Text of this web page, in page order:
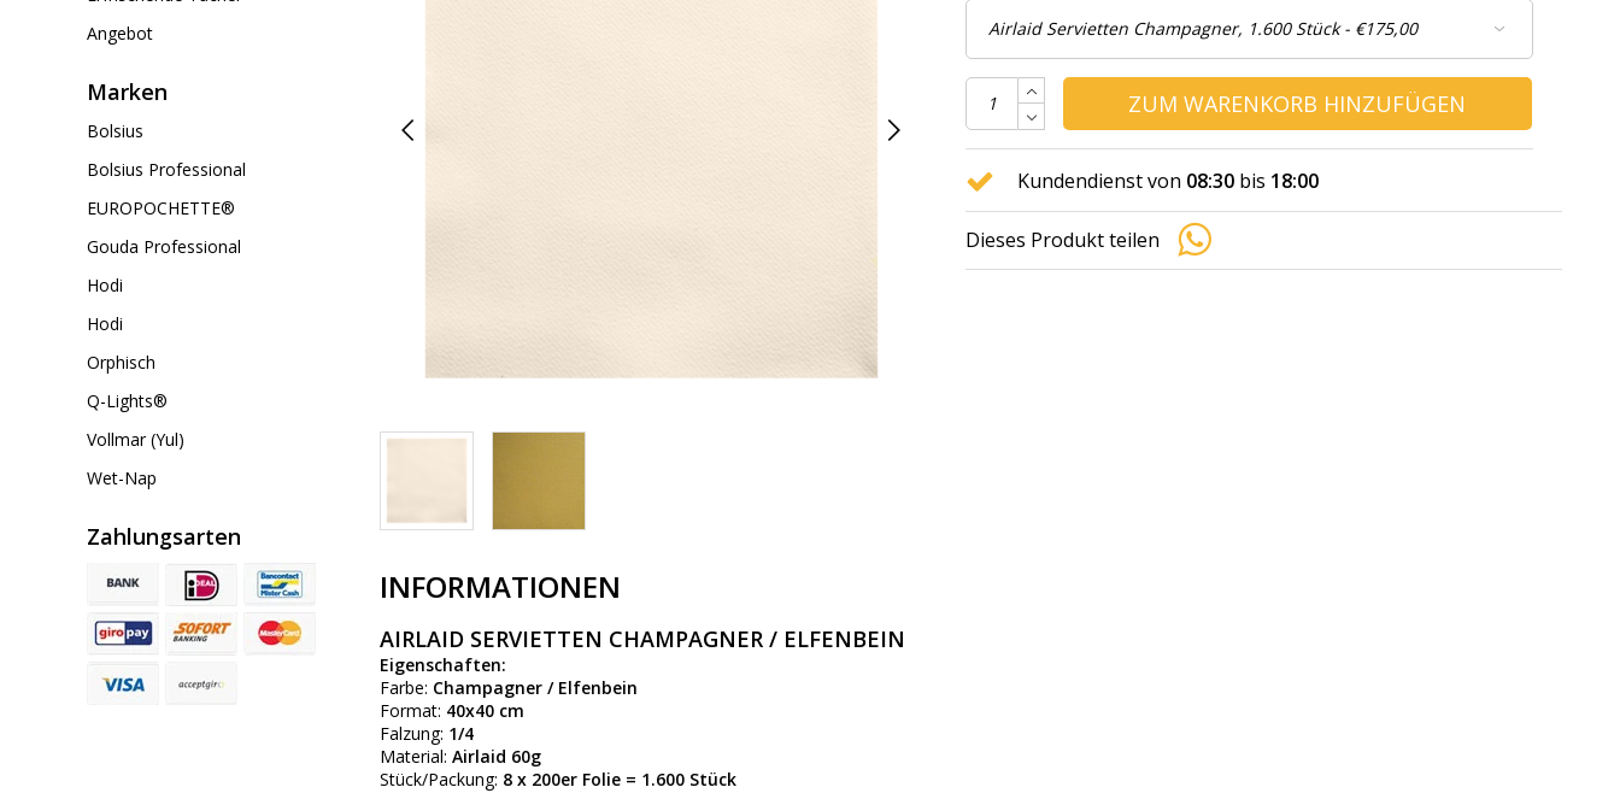
Angebot
Marken
Bolsius
Bolsius Professional
EUROPOCHETTE®
Gouda Professional
Hodi
Hodi
Orphisch
Q-Lights®
Vollmar (Yul)
Wet-Nap
Zahlungsarten
ZUM WARENKORB HINZUFÜGEN
Kundendienst von 08:30 bis 18:00
Dieses Produkt teilen
INFORMATIONEN
AIRLAID SERVIETTEN CHAMPAGNER / ELFENBEIN
Eigenschaften:
Farbe: Champagner / Elfenbein
Format: 40x40 cm
Falzung: 1/4
Material: Airlaid 60g
Stück/Packung: 8 x 200er Folie = 1.600 Stück